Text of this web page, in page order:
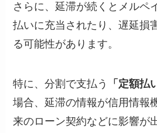
さらに、延滞が続くとメルペ
払いに充当されたり、遅延損
る可能性があります。
特に、分割で支払う 「定額払
場合、延滞の情報が信用情報
来のローン契約などに影響が